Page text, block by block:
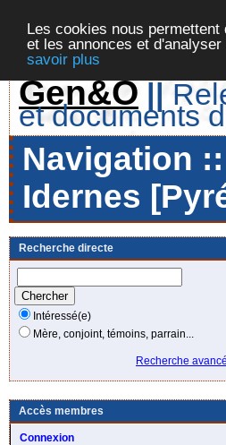
Les cookies nous
et les annonces et
savoir plus
Gen&O ||
et documents
Navigation ::
Idernes
Recherche directe
Intéressé(e)
Mère, conjoint, témoins, parrain...
Recherche
Accès membres
Connexion